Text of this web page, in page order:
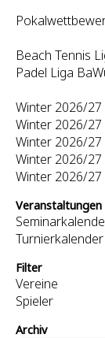
Beach Tennis
Padel Liga
Winter 2026/27
Winter 2026/27
Winter 2026/27
Winter 2026/27
Winter 2026/27
Veranstaltungen
Turnierkalender
Filter
Vereine
Spieler
Archiv